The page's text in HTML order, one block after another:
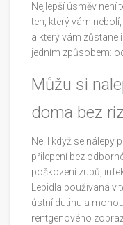
Nejlepší úsměv není
ten, který vám
a který vám zůstane
jedním způsobem:
Můžu si
doma bez
Ne. I když se nálepy
přilepení bez
poškození zubů,
Lepidla používaná
ústní dutinu a
rentgenového